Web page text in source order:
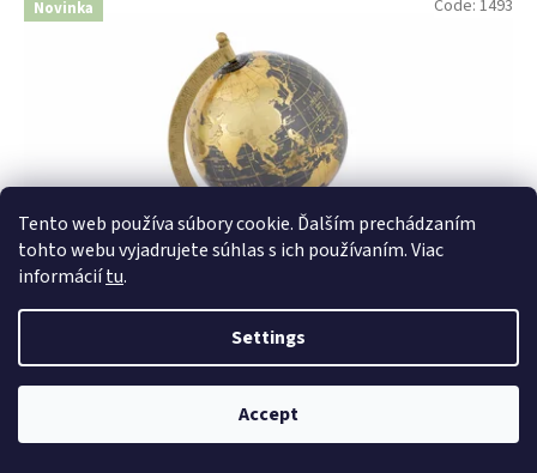
Tento web používa súbory cookie. Ďalším prechádzaním
tohto webu vyjadrujete súhlas s ich používaním. Viac
informáciítu.
Settings
Accept
Novinka
Glóbus dekoratívny kov/drevo Afonso 15×12,5×22,5cm
Code: 1493